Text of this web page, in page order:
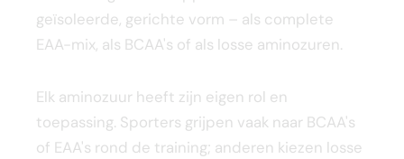
geïsoleerde, gerichte vorm – als complete
EAA-mix, als BCAA's of als losse aminozuren.
Elk aminozuur heeft zijn eigen rol en
toepassing. Sporters grijpen vaak naar BCAA's
of EAA's rond de training; anderen kiezen losse